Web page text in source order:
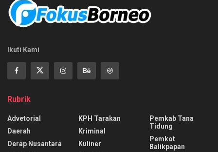
Ikuti Kami
Rubrik
Advetorial
Daerah
Derap Nusantara
KPH Tarakan
Kriminal
Kuliner
Pemkab Tana
Tidung
Pemkot
Balikpapan